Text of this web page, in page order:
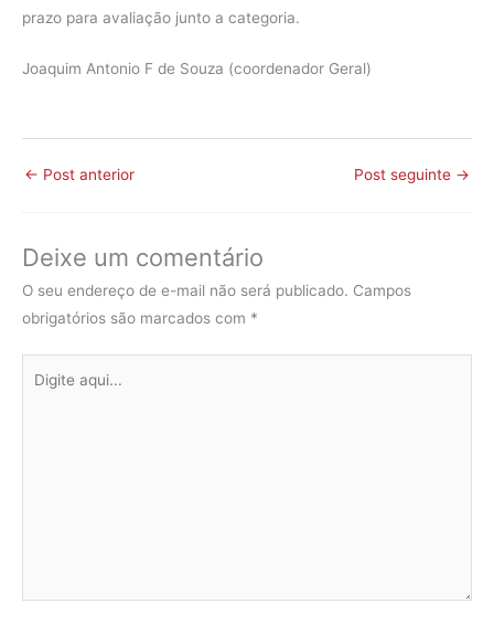
prazo para avaliação junto a categoria.
Joaquim Antonio F de Souza (coordenador Geral)
← Post anterior Post seguinte →
Deixe um comentário
O seu endereço de e-mail não será publicado. Campos
obrigatórios são marcados com *
aqui...